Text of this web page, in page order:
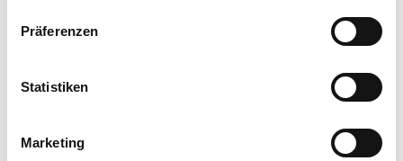
Informationen über Ihre geografische Lage
können
bestimmten Merkmalen (Fingerprinting) identifizieren
Erfahren Sie mehr darüber, wie Ihre persönlichen Daten
Präferenzen
Statistiken
Marketing